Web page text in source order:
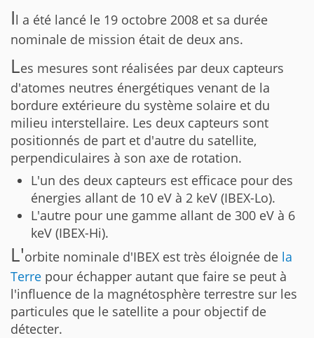
Il a été lancé le 19 octobre 2008 et sa durée
nominale de mission était de deux ans.
Les mesures sont réalisées par deux capteurs
d'atomes neutres énergétiques venant de la
bordure extérieure du système solaire et du
milieu interstellaire. Les deux capteurs sont
positionnés de part et d'autre du satellite,
perpendiculaires à son axe de rotation.
L'un des deux capteurs est efficace pour des
énergies allant de 10 eV à 2 keV (IBEX-Lo).
L'autre pour une gamme allant de 300 eV à 6
keV (IBEX-Hi).
L'orbite nominale d'IBEX est très éloignée de la
Terre pour échapper autant que faire se peut à
l'influence de la magnétosphère terrestre sur les
particules que le satellite a pour objectif de
détecter.